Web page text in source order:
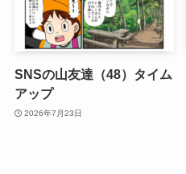
SNSの山友達（48）タイム
アップ
2026年7月23日